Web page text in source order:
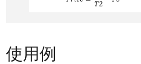
使用例